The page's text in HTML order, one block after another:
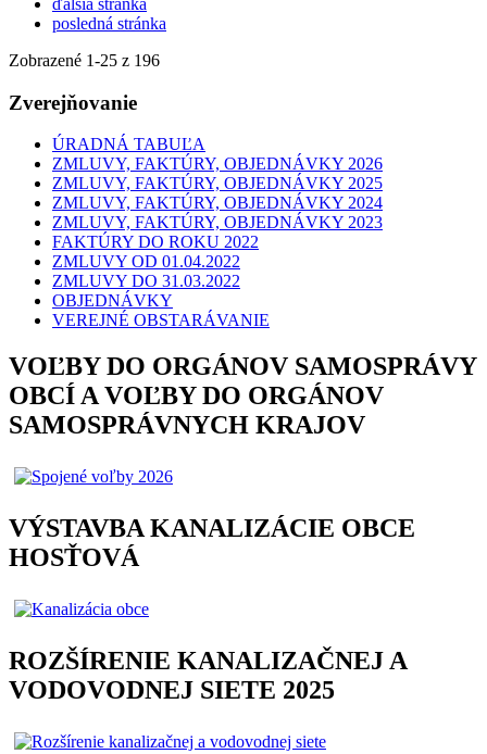
posledná stránka
Zobrazené 1-25 z 196
Zverejňovanie
ÚRADNÁ TABUĽA
ZMLUVY, FAKTÚRY, OBJEDNÁVKY 2026
ZMLUVY, FAKTÚRY, OBJEDNÁVKY 2025
ZMLUVY, FAKTÚRY, OBJEDNÁVKY 2024
ZMLUVY, FAKTÚRY, OBJEDNÁVKY 2023
FAKTÚRY DO ROKU 2022
ZMLUVY OD 01.04.2022
ZMLUVY DO 31.03.2022
OBJEDNÁVKY
VEREJNÉ OBSTARÁVANIE
VOĽBY DO ORGÁNOV SAMOSPRÁVY
OBCÍ A VOĽBY DO ORGÁNOV
SAMOSPRÁVNYCH KRAJOV
VÝSTAVBA KANALIZÁCIE OBCE
HOSŤOVÁ
ROZŠÍRENIE KANALIZAČNEJ A
VODOVODNEJ SIETE 2025